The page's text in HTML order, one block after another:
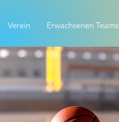
Verein Erwachsenen Teams